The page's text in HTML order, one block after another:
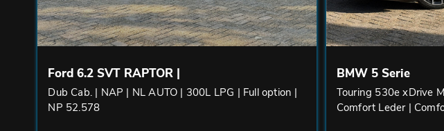
Ford 6.2 SVT RAPTOR |
Dub Cab. | NAP | NL AUTO | 300L LPG | Full option |
NP 52.578
BMW 5 Serie
Touring 530e xDrive
Comfort Leder |